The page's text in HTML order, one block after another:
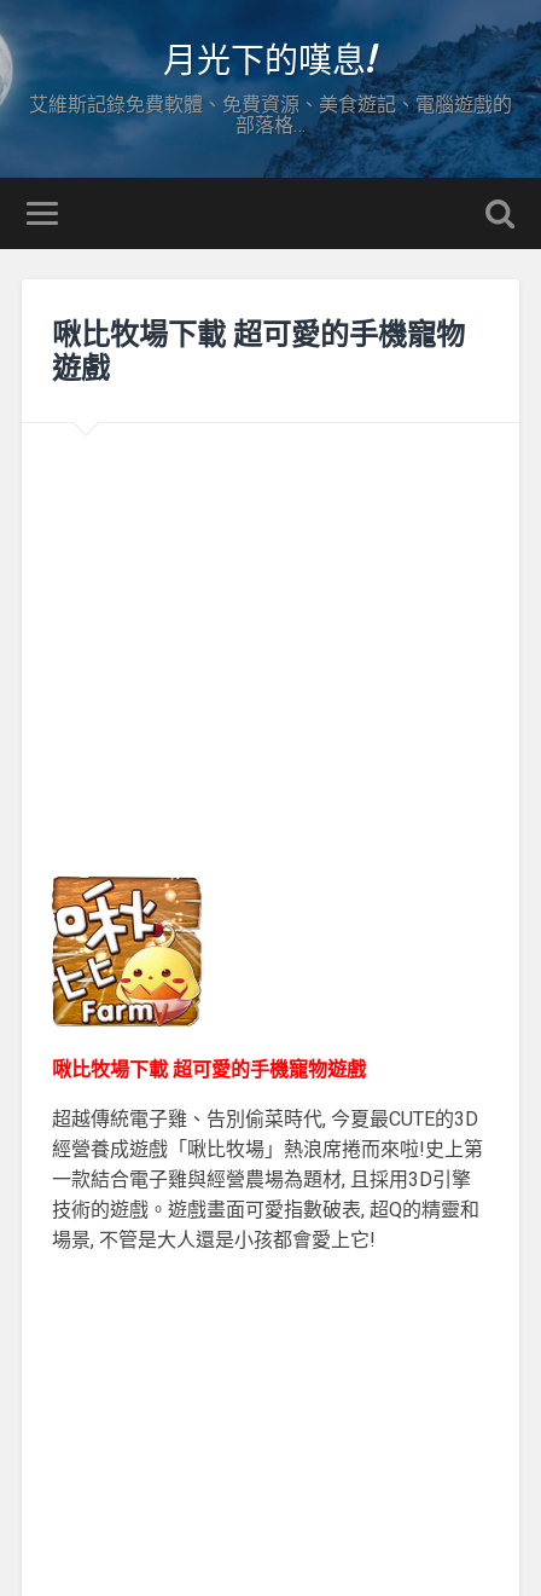
月光下的嘆息!
艾維斯記錄免費軟體、免費資源、美食遊記、電腦遊戲的
部落格…
啾比牧場下載 超可愛的手機寵物
遊戲
啾比牧場下載 超可愛的手機寵物遊戲
超越傳統電子雞、告別偷菜時代, 今夏最CUTE的3D
經營養成遊戲「啾比牧場」熱浪席捲而來啦!史上第
一款結合電子雞與經營農場為題材, 且採用3D引擎
技術的遊戲。遊戲畫面可愛指數破表, 超Q的精靈和
場景, 不管是大人還是小孩都會愛上它!